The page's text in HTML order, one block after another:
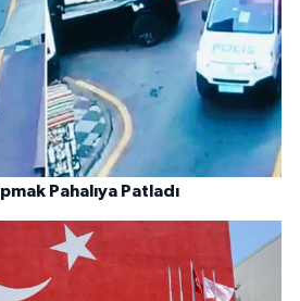
Pahalıya Patladı